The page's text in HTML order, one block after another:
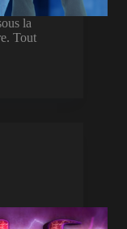
la
Tout